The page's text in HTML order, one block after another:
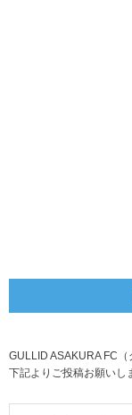
GULLID ASAKURA FC
下記よりご投稿お願いし